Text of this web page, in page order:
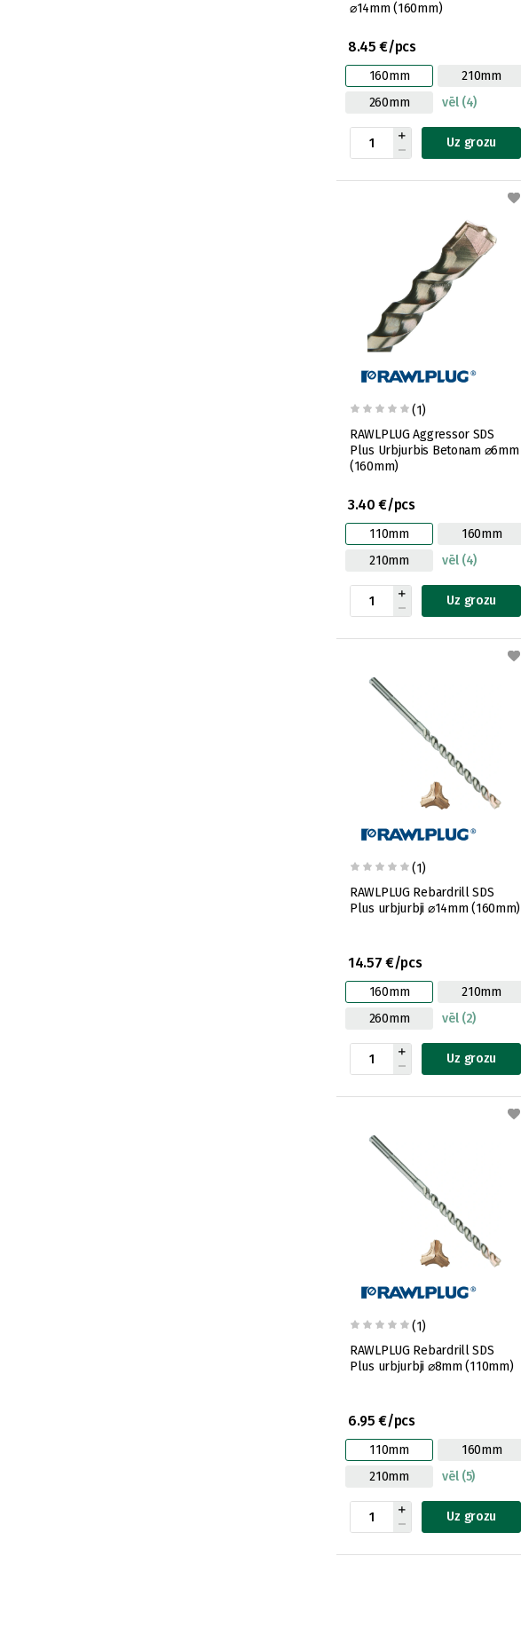
⌀14mm (160mm)
8.45 €/pcs
160mm
210mm
260mm
vēl (4)
Uz grozu
(1)
RAWLPLUG Aggressor SDS
Plus Urbjurbis Betonam ⌀6mm
(160mm)
3.40 €/pcs
110mm
160mm
210mm
vēl (4)
Uz grozu
(1)
RAWLPLUG Rebardrill SDS
Plus urbjurbji ⌀14mm (160mm)
14.57 €/pcs
160mm
210mm
260mm
vēl (2)
Uz grozu
(1)
RAWLPLUG Rebardrill SDS
Plus urbjurbji ⌀8mm (110mm)
6.95 €/pcs
110mm
160mm
210mm
vēl (5)
Uz grozu